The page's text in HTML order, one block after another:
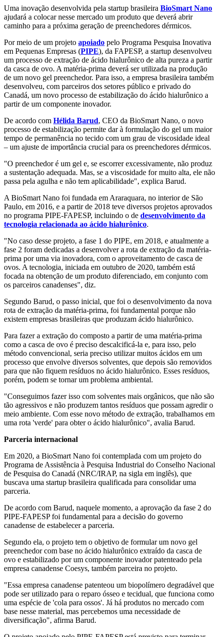
Uma inovação desenvolvida pela startup brasileira BioSmart Nano
ajudará a colocar nesse mercado um produto que deverá abrir
caminho para a próxima geração de preenchedores dérmicos.
Por meio de um projeto apoiado pelo Programa Pesquisa Inovativa
em Pequenas Empresas (PIPE), da FAPESP, a startup desenvolveu
um processo de extração de ácido hialurônico de alta pureza a partir
da casca de ovo. A matéria-prima deverá ser utilizada na produção
de um novo gel preenchedor. Para isso, a empresa brasileira também
desenvolveu, com parceiros dos setores público e privado do
Canadá, um novo processo de estabilização do ácido hialurônico a
partir de um componente inovador.
De acordo com Hélida Barud, CEO da BioSmart Nano, o novo
processo de estabilização permite dar à formulação do gel um maior
tempo de permanência no tecido com um grau de viscosidade ideal
– um ajuste de importância crucial para os preenchedores dérmicos.
"O preenchedor é um gel e, se escorrer excessivamente, não produz
a sustentação adequada. Mas, se a viscosidade for muito alta, ele não
passa pela agulha e não tem aplicabilidade", explica Barud.
A BioSmart Nano foi fundada em Araraquara, no interior de São
Paulo, em 2016, e a partir de 2018 teve diversos projetos aprovados
no programa PIPE-FAPESP, incluindo o de desenvolvimento da
tecnologia relacionada ao ácido hialurônico.
"No caso desse projeto, a fase 1 do PIPE, em 2018, e atualmente a
fase 2 foram dedicadas a desenvolver a rota de extração da matéria-
prima por uma via inovadora, com o aproveitamento de casca de
ovos. A tecnologia, iniciada em outubro de 2020, também está
focada na obtenção de um produto diferenciado, em conjunto com
os parceiros canadenses", diz.
Segundo Barud, o passo inicial, que foi o desenvolvimento da nova
rota de extração da matéria-prima, foi fundamental porque não
existem empresas brasileiras que produzam ácido hialurônico.
Para fazer a extração do composto a partir de uma matéria-prima
como a casca de ovo é preciso descalcificá-la e, para isso, pelo
método convencional, seria preciso utilizar muitos ácidos em um
processo que envolve diversos solventes, que depois são removidos
para que não fiquem resíduos no ácido hialurônico. Esses resíduos,
porém, podem se tornar um problema ambiental.
"Conseguimos fazer isso com solventes mais orgânicos, que não são
tão agressivos e não produzem tantos resíduos que possam agredir o
meio ambiente. Com esse novo método de extração, trabalhamos em
uma rota 'verde' para obter o ácido hialurônico", avalia Barud.
Parceria internacional
Em 2020, a BioSmart Nano foi contemplada com um projeto do
Programa de Assistência à Pesquisa Industrial do Conselho Nacional
de Pesquisa do Canadá (NRC/IRAP, na sigla em inglês), que
buscava uma startup brasileira qualificada para consolidar uma
parceria.
De acordo com Barud, naquele momento, a aprovação da fase 2 do
PIPE-FAPESP foi fundamental para a decisão do governo
canadense de estabelecer a parceria.
Segundo ela, o projeto tem o objetivo de formular um novo gel
preenchedor com base no ácido hialurônico extraído da casca de
ovo e estabilizado por um componente inovador patenteado pela
empresa canadense Coesys, também parceira no projeto.
"Essa empresa canadense patenteou um biopolímero degradável que
pode ser utilizado para o reparo ósseo e tecidual, que funciona como
uma espécie de 'cola para ossos'. Já há produtos no mercado com
base nesse material, mas percebemos uma necessidade de
diversificação", afirma Barud.